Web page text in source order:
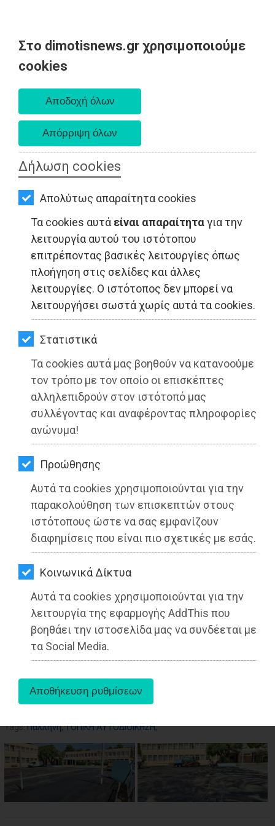
Στο dimotisnews.gr χρησιμοποιούμε
cookies
Δήλωση cookies
Απολύτως απαραίτητα cookies
Τα cookies αυτά είναι απαραίτηταγια την
λειτουργία αυτού του ιστότοπου
επιτρέποντας βασικές λειτουργίες όπως
πλοήγηση στις σελίδες και άλλες
λειτουργίες. Ο ιστότοπος δεν μπορεί να
λειτουργήσει σωστά χωρίς αυτά τα cookies.
Στατιστικά
Τα cookies αυτά μας βοηθούν να κατανοούμε
τον τρόπο με τον οποίο οι επισκέπτες
αλληλεπιδρούν στον ιστότοπό μας
συλλέγοντας και αναφέροντας πληροφορίες
ανώνυμα!
Προώθησης
Αυτά τα cookies χρησιμοποιούνται για την
παρακολούθηση των επισκεπτών στους
ιστότοπους ώστε να σας εμφανίζουν
διαφημίσεις που είναι πιο σχετικές με εσάς.
Kοινωνικά Δίκτυα
Αυτά τα cookies χρησιμοποιούνται για την
λειτουργία της εφαρμογής AddThis που
βοηθάει την ιστοσελίδα μας να συνδέεται με
τα Social Media.
AΡΧΙΚΗ
ΕΙΔΗΣΕΙΣ
ΠΟΛΙΤΙΚΗ
ΤΟΠΙΚΗ
ΑΥΤΟΔΙΟΙΚΗΣΗ
ΟΙΚΟΝΟΜΙΑ
ΑΘΛΗΤΙΣΜΟΣ
ΠΟΛΙΤΙΣΜΟΣ
ΣΠΙΤΙ-
ΚΗΠΟΣ
ΥΓΕΙΑ
LIFESTYLE
ΤΑΞΙΔΙΑ
ΕΞΟΔΟΣ
ΠΕΡΙΒΑΛΛΟΝ
ΚΑΤΟΙΚΙΔΙΟ
ΑΓΓΕΛΙΕΣ
ΕΦΗΜΕΡΙΔΕΣ
OΔΗΓΟΣ
ΑΓΟΡΑΣ
ΨΙΘΥΡΟΙ
ΑΠΟΣΤΟΛΗ
ΑΡΘΡΩΝ
ΤΟΠΙΚΗ ΑΥΤΟΔΙΟΙΚΗΣΗ - Παλλήνη
Δήμος Παλλήνης: Αναβάθμιση
σχολείων και αύλειων χώρων
Διαβάστηκε 3192 φορές
26-05-2025
Από τo Dimotisnews
aboutus
Tags:Παλλήνη,ΤΟΠΙΚΗ ΑΥΤΟΔΙΟΙΚΗΣΗ,